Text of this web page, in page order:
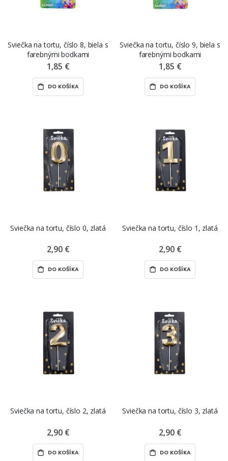
Sviečka na tortu, číslo 8, biela s
farebnými bodkami
1,85 €
DO KOŠÍKA
Sviečka na tortu, číslo 9, biela s
farebnými bodkami
1,85 €
DO KOŠÍKA
Sviečka na tortu, číslo 0, zlatá
2,90 €
DO KOŠÍKA
Sviečka na tortu, číslo 1, zlatá
2,90 €
DO KOŠÍKA
Sviečka na tortu, číslo 2, zlatá
2,90 €
DO KOŠÍKA
Sviečka na tortu, číslo 3, zlatá
2,90 €
DO KOŠÍKA